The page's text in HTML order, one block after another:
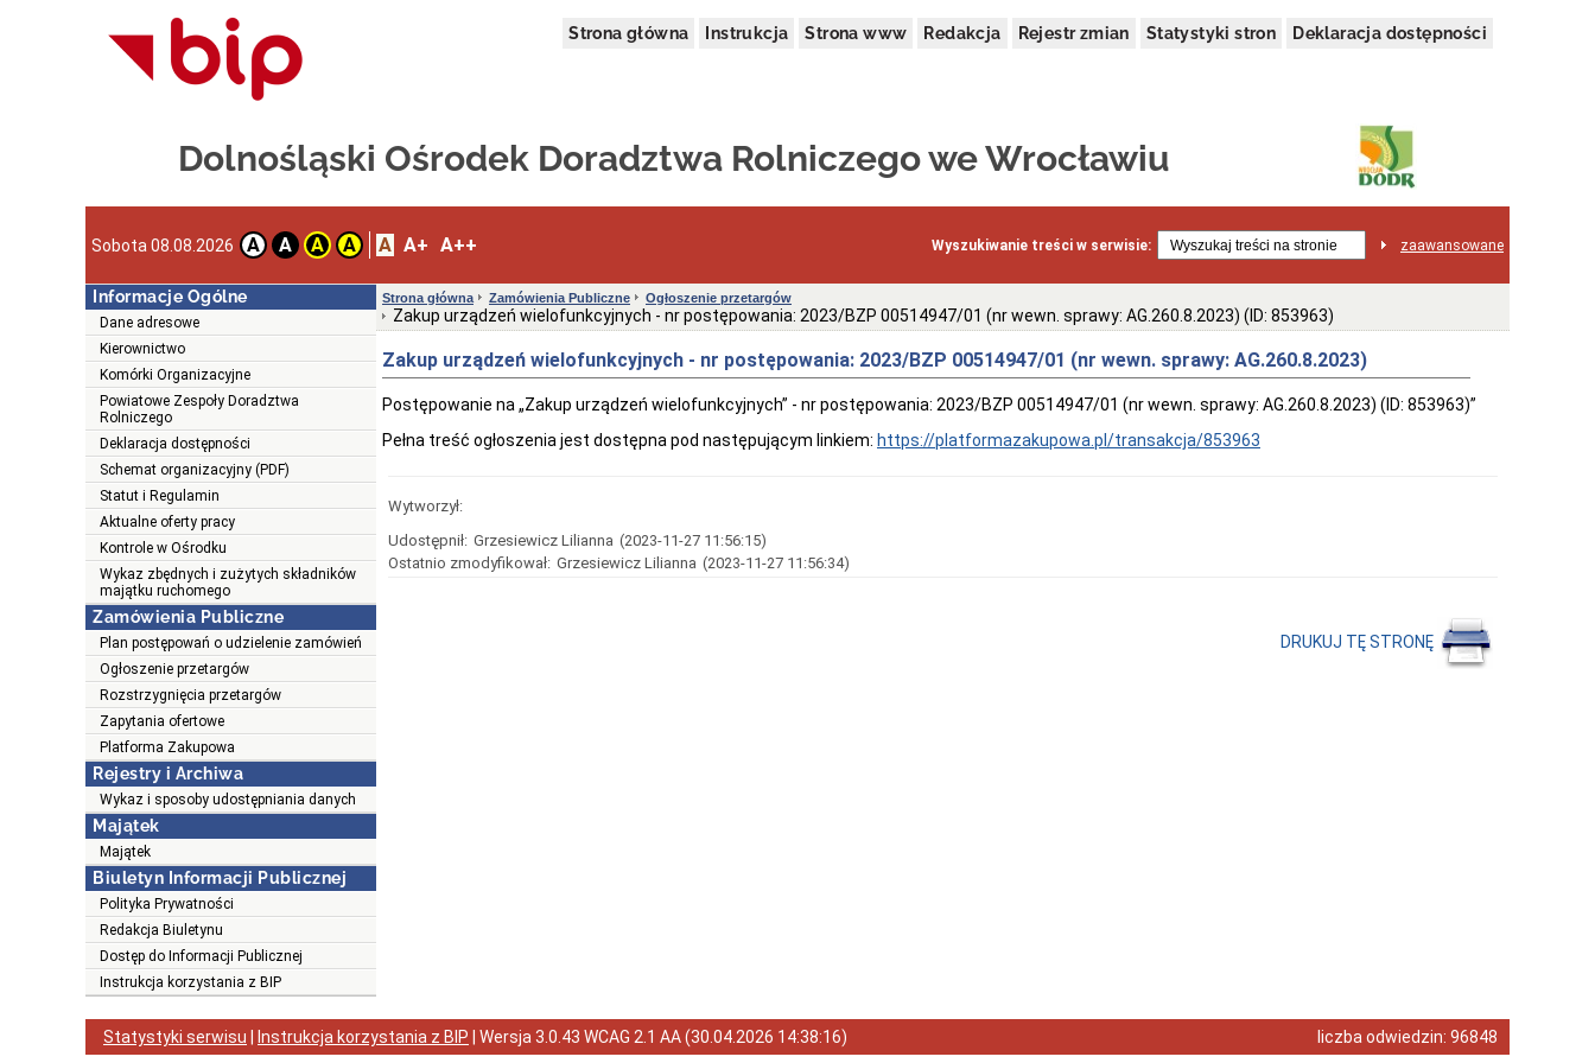
Strona główna Instrukcja Strona www Redakcja Rejestr zmian Statystyki stron Deklaracja dostępności
Dolnośląski Ośrodek Doradztwa Rolniczego we Wrocławiu
Sobota 08.08.2026 A A A A A A+ A++ Wyszukiwanie treści w serwisie: zaawansowane
Informacje Ogólne
Dane adresowe
Kierownictwo
Komórki Organizacyjne
Powiatowe Zespoły Doradztwa
Rolniczego
Deklaracja dostępności
Schemat organizacyjny (PDF)
Statut i Regulamin
Aktualne oferty pracy
Kontrole w Ośrodku
Wykaz zbędnych i zużytych składników
majątku ruchomego
Zamówienia Publiczne
Plan postępowań o udzielenie zamówień
Ogłoszenie przetargów
Rozstrzygnięcia przetargów
Zapytania ofertowe
Platforma Zakupowa
Rejestry i Archiwa
Wykaz i sposoby udostępniania danych
Majątek
Majątek
Biuletyn Informacji Publicznej
Polityka Prywatności
Redakcja Biuletynu
Dostęp do Informacji Publicznej
Instrukcja korzystania z BIP
Strona główna Zamówienia Publiczne Ogłoszenie przetargów
Zakup urządzeń wielofunkcyjnych - nr postępowania: 2023/BZP 00514947/01 (nr wewn. sprawy: AG.260.8.2023) (ID: 853963)
Zakup urządzeń wielofunkcyjnych - nr postępowania: 2023/BZP 00514947/01 (nr wewn. sprawy: AG.260.8.2023)
Postępowanie na „Zakup urządzeń wielofunkcyjnych” - nr postępowania: 2023/BZP 00514947/01 (nr wewn. sprawy: AG.260.8.2023) (ID: 853963)”
Pełna treść ogłoszenia jest dostępna pod następującym linkiem: https://platformazakupowa.pl/transakcja/853963
Wytworzył:
Udostępnił: Grzesiewicz Lilianna (2023-11-27 11:56:15)
Ostatnio zmodyfikował: Grzesiewicz Lilianna (2023-11-27 11:56:34)
DRUKUJ TĘ STRONĘ
Statystyki serwisu Instrukcja korzystania z BIP | Wersja 3.0.43 WCAG 2.1 AA(30.04.2026 14:38:16) liczba odwiedzin: 96848